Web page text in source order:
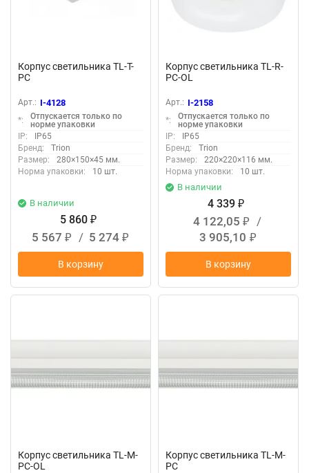
Корпус светильника TL-T-
PC
Арт.: I-4128
*:
Отпускается только по
норме упаковки
IP:
IP65
Бренд:
Trion
Размер:
280×150×45 мм.
Норма упаковки:
10 шт.
В наличии
5 860 ₽
5 567 ₽ / 5 274 ₽
В корзину
Корпус светильника TL-R-
PC-OL
Арт.: I-2158
*:
Отпускается только по
норме упаковки
IP:
IP65
Бренд:
Trion
Размер:
220×220×116 мм.
Норма упаковки:
10 шт.
В наличии
4 339 ₽
4 122,05 ₽
/
3 905,10 ₽
В корзину
Корпус светильника TL-M-
PC-OL
Корпус светильника TL-M-
PC